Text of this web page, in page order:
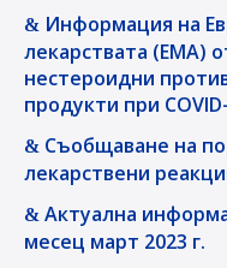
Информация на
лекарствата (EMA)
нестероидни
продукти при
Съобщаване на
лекарствени
Актуална
месец март 2023 г.